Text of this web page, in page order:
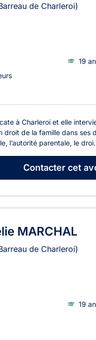
de Charleroi)
19
à Charleroi et elle
de la famille dans
l’autorité parentale, le
Contactercet
MARCHAL
de Charleroi)
19